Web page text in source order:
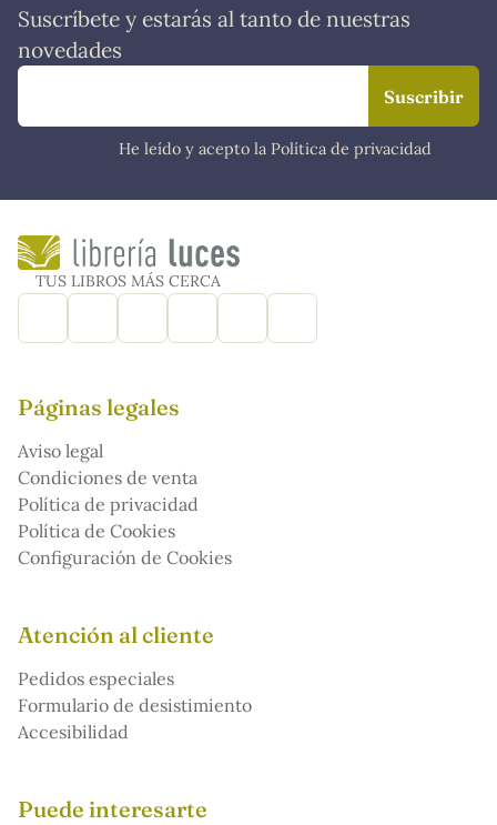
Suscríbete y estarás al tanto de nuestras
novedades
He leído y acepto la Política de privacidad
TUS LIBROS MÁS CERCA
Páginas legales
Aviso legal
Condiciones de venta
Política de privacidad
Política de Cookies
Configuración de Cookies
Atención al cliente
Pedidos especiales
Formulario de desistimiento
Accesibilidad
Puede interesarte